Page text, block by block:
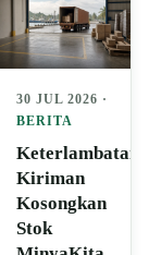
30 JUL 2026 ·
BERITA
Keterlambatan
Kiriman
Kosongkan
Stok